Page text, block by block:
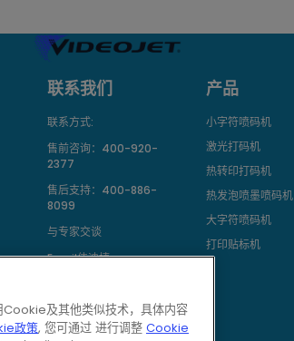
联系我们
联系方式:
售前咨询： 400-920-
2377
售后支持： 400-886-
8099
与专家交谈
Email伟迪捷
产品
小字符喷码机
激光打码机
热转印打码机
热发泡喷墨喷码机
大字符喷码机
打印贴标机
Cookie及其他类似技术，具体内容
政策, 您可通过 进行调整 Cookie